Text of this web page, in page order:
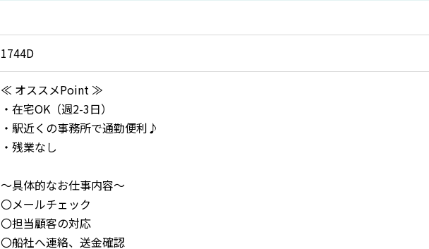
1744D
≪ オススメPoint ≫
・在宅OK（週2-3日）
・駅近くの事務所で通勤便利♪
・残業なし
～具体的なお仕事内容～
〇メールチェック
〇担当顧客の対応
〇船社へ連絡、送金確認